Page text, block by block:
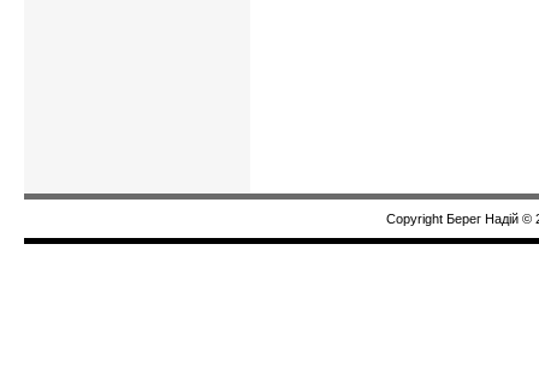
Copyright Берег Надiй ©